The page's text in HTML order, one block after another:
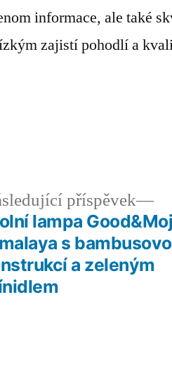
informace, ale také
zajistí pohodlí a
příspěvek
lampa
s
a zeleným